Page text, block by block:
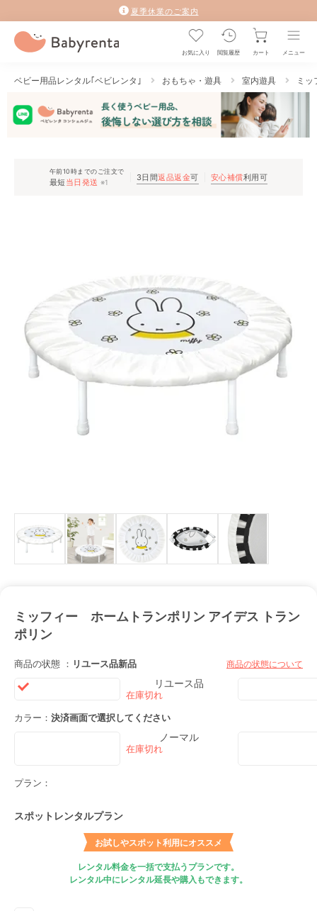
夏季休業のご案内
お気に入り 閲覧履歴 カート メニュー
ベビー用品レンタル｢ベビレンタ｣ おもちゃ・遊具 室内遊具 ミ
午前10時までのご注文で
最短 当日発送 ※1 3日間返品返金可 安心補償利用可
ミッフィー ホームトランポリン アイデス トラン
ポリン
商品の状態 ： リユース品新品 商品の状態について
リユース品
カラー： 決済画面で選択してください
ノーマル
プラン：
スポットレンタルプラン
お試しやスポット利用にオススメ
レンタル料金を一括で支払うプランです。
レンタル中にレンタル延長や購入もできます。